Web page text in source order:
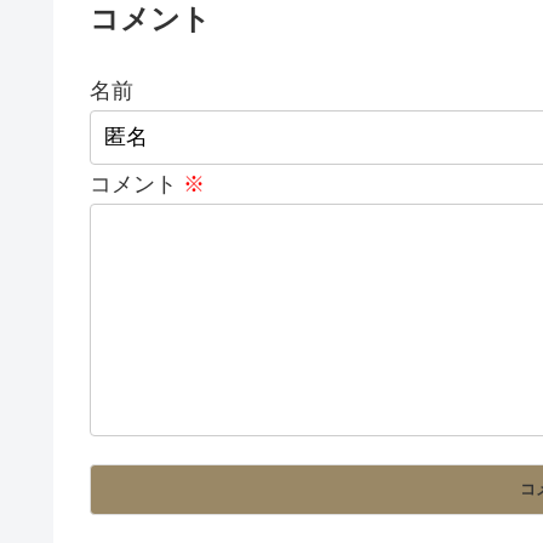
コメント
名前
コメント ※